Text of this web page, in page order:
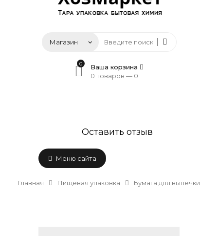
0
Ваша корзина
0 товаров — 0
Оставить отзыв
Меню сайта
Главная Пищевая упаковка Бумага для выпечки